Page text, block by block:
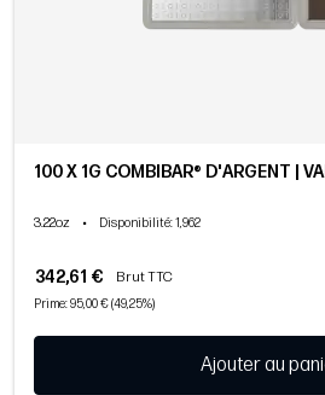
100 X 1G COMBIBAR® D'ARGENT |
3.22oz • Disponibilité: 1,962
342,61 € Brut TTC
Prime: 95,00 € (49,25%)
Ajouter au